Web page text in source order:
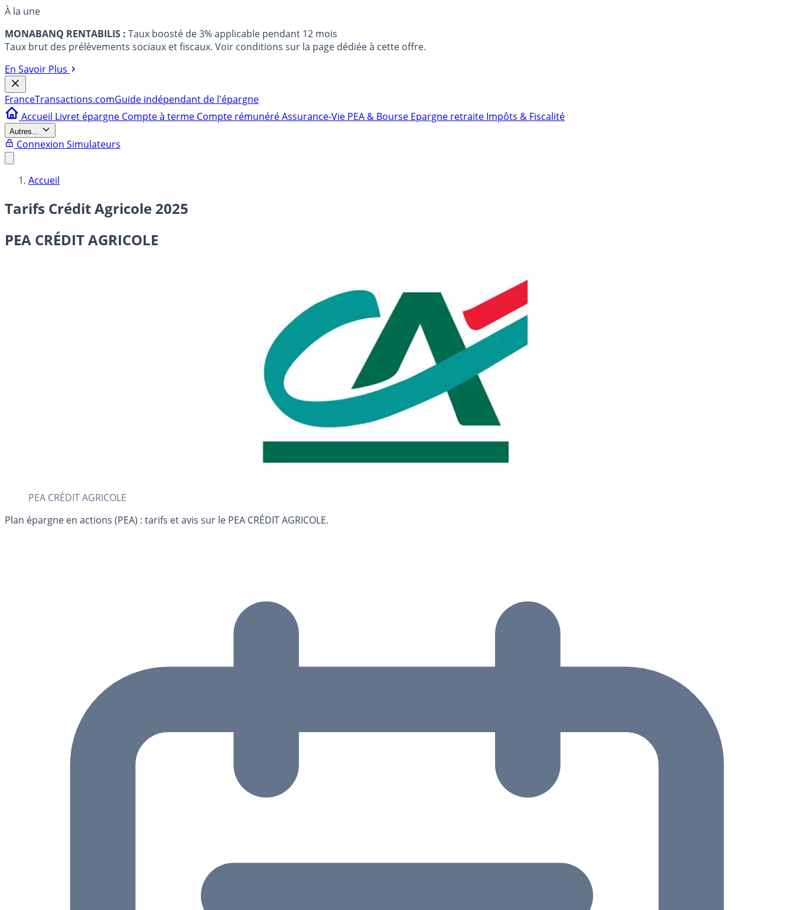
À la une
MONABANQ RENTABILIS : Taux boosté de 3% applicable pendant 12 mois
Taux brut des prélèvements sociaux et fiscaux. Voir conditions sur la page dédiée à cette offre.
En Savoir Plus
FranceTransactions.comGuide indépendant de l'épargne
Accueil Livret épargne Compte à terme Compte rémunéréAssurance-Vie PEA & Bourse Epargne retraite Impôts & Fiscalité
Autres...
Connexion Simulateurs
Accueil
Tarifs Crédit Agricole 2025
PEA CRÉDIT AGRICOLE
PEA CRÉDIT AGRICOLE
Plan épargne en actions (PEA) : tarifs et avis sur le PEA CRÉDIT AGRICOLE.